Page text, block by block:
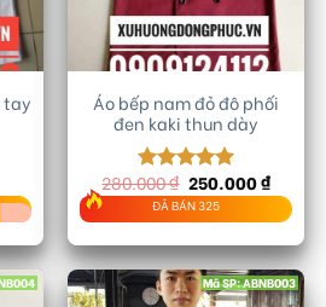
tay
Áo bếp nam đỏ đô phối
đen kaki thun dày
Được xếp
hạng5.00
5 sao
280.000₫ Giá
gốc
là:
280.000 ₫.
250.000₫Giá
hiện
tại
là:
ĐÃ BÁN 325
Mã SP: ABNB003